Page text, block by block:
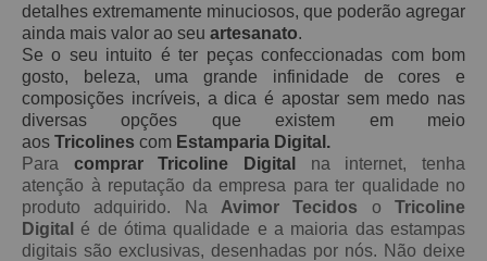
detalhes extremamente minuciosos, que poderão agregar
ainda mais valor ao seu artesanato.
Se o seu intuito é ter peças confeccionadas com bom
gosto, beleza, uma grande infinidade de cores e
composições incríveis, a dica é apostar sem medo nas
diversas opções que existem em meio
aos Tricolines com Estamparia Digital.
Para comprar Tricoline Digital na internet, tenha
atenção à reputação da empresa para ter qualidade no
produto adquirido. Na Avimor Tecidos o Tricoline
Digital é de ótima qualidade e a maioria das estampas
digitais são exclusivas, desenhadas por nós. Não deixe